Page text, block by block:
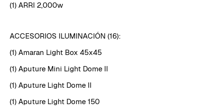
(1) ARRI 2,000w
ACCESORIOS ILUMINACIÓN (16):
(1) Amaran Light Box 45x45
(1) Aputure Mini Light Dome II
(1) Aputure Light Dome II
(1) Aputure Light Dome 150